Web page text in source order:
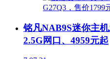
铭凡NAB9S迷你主
2.5G网口、4959元起